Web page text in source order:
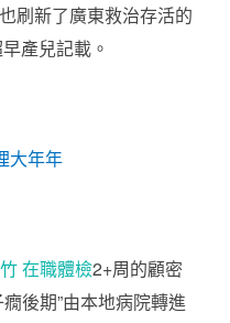
刷新了廣東救治存活的
產兒記載。
大年年
在職體檢2+周的顧密
後期”由本地病院轉進